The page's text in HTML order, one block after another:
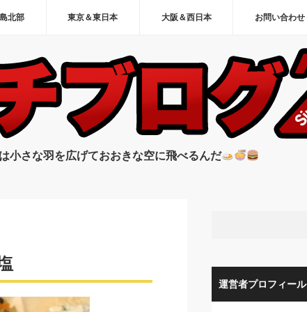
北部 東京＆東日本 大阪＆西日本 お問い合わせ
小さな羽を広げておおきな空に飛べるんだ
運営者プロフィール